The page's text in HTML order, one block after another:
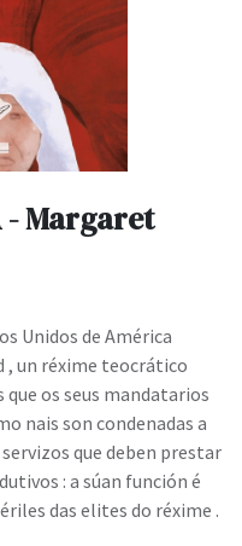
- Margaret
Unidos de América
, un réxime teocrático
os seus mandatarios
nais son condenadas a
que deben prestar
: a súan función é
das elites do réxime .